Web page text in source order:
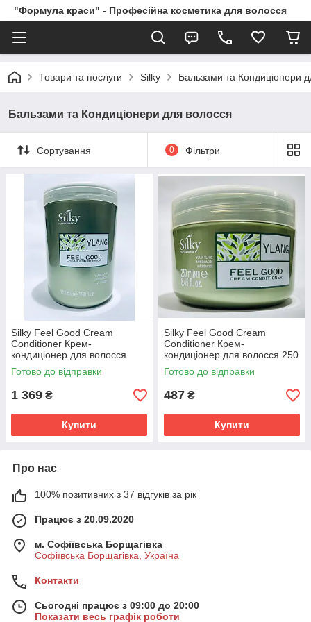
"Формула краси" - Професійна косметика для волосся
Товари та послуги Silky Бальзами та Кондиціонери
Бальзами та Кондиціонери для волосся
Сортування 0 Фільтри
Silky Feel Good Cream
Conditioner Крем-
кондиціонер для волосся
1000 мл.
Готово до відправки
1 369 ₴
Купити
Silky Feel Good Cream
Conditioner Крем-
кондиціонер для волосся 250
мл.
Готово до відправки
487 ₴
Купити
Про нас
100% позитивних з 37 відгуків за рік
Працює з 20.09.2020
м. Софіївська Борщагівка
Софіївська Борщагівка, Україна
Контакти
Сьогодні працює з 09:00 до 20:00
Показати весь графік роботи